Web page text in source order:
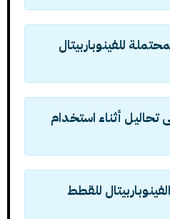
للفينوباربيتال
تحاليل أثناء استخدام
للقطط